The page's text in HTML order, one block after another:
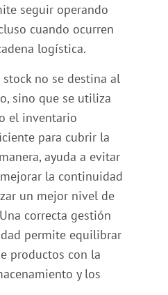
seguir operando
cuando ocurren
logística.
no se destina al
sino que se utiliza
el inventario
para cubrir la
ayuda a evitar
la continuidad
un mejor nivel de
correcta gestión
permite equilibrar
productos con la
y los